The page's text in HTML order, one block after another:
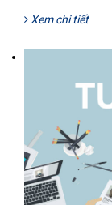
Xem chi tiết